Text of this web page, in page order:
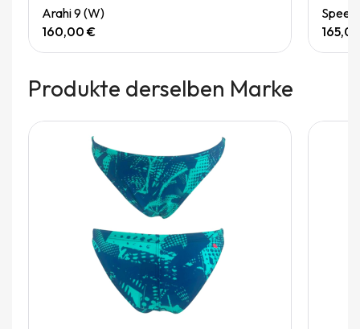
Arahi 9 (W)
160,00 €
Produkte derselben Marke